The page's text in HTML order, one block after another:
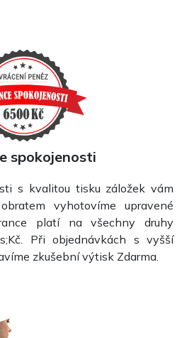
spokojenosti
s kvalitou tisku záložek vám
vyhotovíme upravené
platí na všechny druhy
Při objednávkách s vyšší
zkušební výtisk Zdarma.